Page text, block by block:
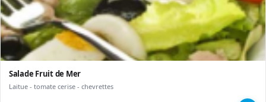
Salade Fruit de Mer
Laitue - tomate cerise - chevrettes